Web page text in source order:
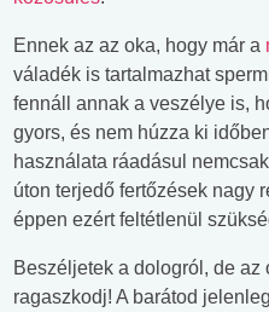
Ennek az az oka, hogy már a
váladék is tartalmazhat
fennáll annak a veszélye is,
gyors, és nem húzza ki
használata ráadásul
úton terjedő fertőzések nagy
éppen ezért feltétlenül
Beszéljetek a dologról, de
ragaszkodj! A barátod